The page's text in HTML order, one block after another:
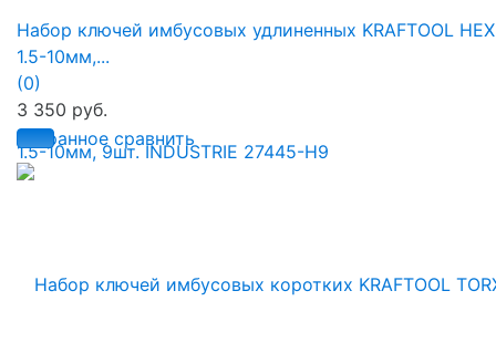
избранное сравнить
Набор ключей имбусовых удлиненных KRAFTOOL
1.5-10мм,...
(0)
3 350 руб.